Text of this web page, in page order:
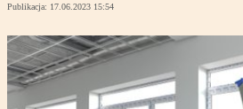
Publikacja: 17.06.2023 15:54